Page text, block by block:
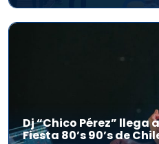
Dj “Chico Pérez” llega
Fiesta 80’s 90’s de